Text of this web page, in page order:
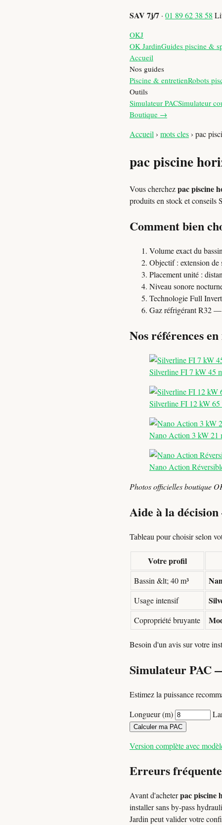
SAV 7j/7 · 01 89 62 38 58
OKJ
OK JardinGuides piscine &
Accueil
Nos guides
Piscine & entretienRobots
Outils
Simulateur PACSimulateur
Boutique →
Accueil › mots cles› pac
pac piscine
Vous cherchezpac piscine
produits en stock et conseils
Comment bien
Volume exact du
Objectif : extension de
Placement unité :
Niveau sonore
Technologie Full
Gaz réfrigérant R32
Nos références
Silverline FI 7 kW 45
Silverline FI 12 kW 65
Nano Action 3 kW 21
Nano Action
Photos officielles boutique
Aide à la
Tableau pour choisir selon
Votre profil
Bassin &lt; 40 m³
Usage intensif
Copropriété bruyante
Besoin d'un avis sur votre
Simulateur PAC
Estimez la puissance
Longueur (m)
Calculer ma PAC
Version complète avec
Erreurs
Avant d'acheterpac piscine
installer sans by-pass
Jardin peut valider votre